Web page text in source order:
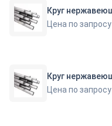
Цена по запросу
Цена по запросу